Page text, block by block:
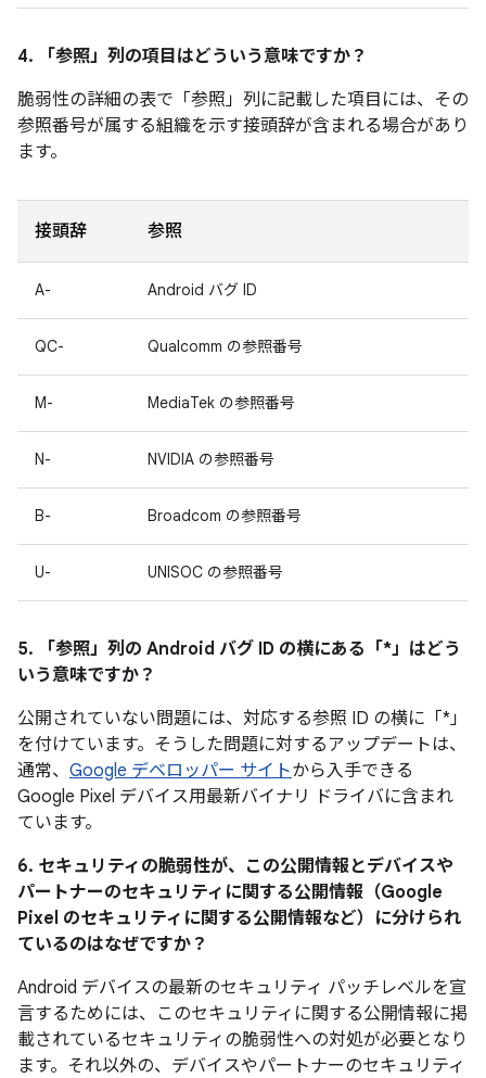
4. 「参照」 列の項目はどういう意味ですか？
脆弱性の詳細の表で「参照」 列に記載した項目には、その
参照番号が属する組織を示す接頭辞が含まれる場合があり
ます。
接頭辞 参照
A- Android バグ ID
QC- Qualcomm の参照番号
M- MediaTek の参照番号
N- NVIDIA の参照番号
B- Broadcom の参照番号
U- UNISOC の参照番号
5. 「参照」 列の Android バグ ID の横にある「*」はどう
いう意味ですか？
公開されていない問題には、対応する参照 ID の横に「*」
を付けています。そうした問題に対するアップデートは、
通常、 Google デベロッパー サイトから入手できる
Google Pixel デバイス用最新バイナリ ドライバに含まれ
ています。
6. セキュリティの脆弱性が、この公開情報とデバイスや
パートナーのセキュリティに関する公開情報（Google
Pixel のセキュリティに関する公開情報など）に分けられ
ているのはなぜですか？
Android デバイスの最新のセキュリティ パッチレベルを宣
言するためには、このセキュリティに関する公開情報に掲
載されているセキュリティの脆弱性への対処が必要となり
ます。それ以外の、デバイスやパートナーのセキュリティ